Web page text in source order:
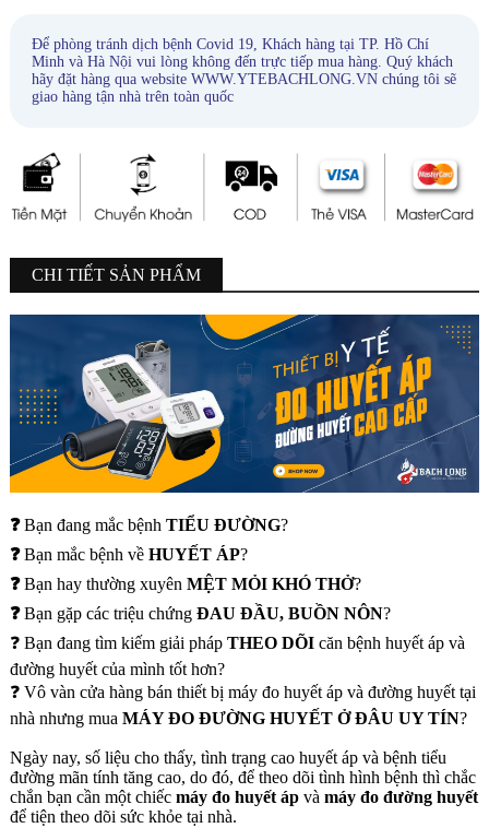
Để phòng tránh dịch bệnh Covid 19, Khách hàng tại TP. Hồ Chí
Minh và Hà Nội vui lòng không đến trực tiếp mua hàng. Quý khách
hãy đặt hàng qua website WWW.YTEBACHLONG.VN chúng tôi sẽ
giao hàng tận nhà trên toàn quốc
CHI TIẾT SẢN PHẨM
❓Bạn đang mắc bệnh TIỂU ĐƯỜNG?
❓Bạn mắc bệnh về HUYẾT ÁP?
❓Bạn hay thường xuyên MỆT MỎI KHÓ THỞ?
❓Bạn gặp các triệu chứng ĐAU ĐẦU, BUỒN NÔN?
❓ Bạn đang tìm kiếm giải pháp THEO DÕIcăn bệnh huyết áp và
đường huyết của mình tốt hơn?
❓ Vô vàn cửa hàng bán thiết bị máy đo huyết áp và đường huyết tại
nhà nhưng mua MÁY ĐO ĐƯỜNG HUYẾT Ở ĐÂU UY TÍN?
Ngày nay, số liệu cho thấy, tình trạng cao huyết áp và bệnh tiểu
đường mãn tính tăng cao, do đó, để theo dõi tình hình bệnh thì chắc
chắn bạn cần một chiếc máy đo huyết ápvà máy đo đường huyết
để tiện theo dõi sức khỏe tại nhà.